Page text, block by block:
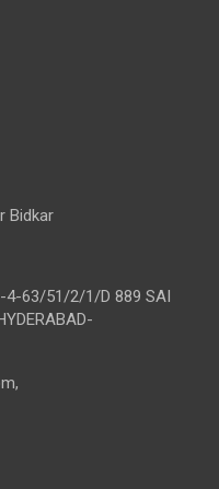
Bidkar
4-63/51/2/1/D 889 SAI